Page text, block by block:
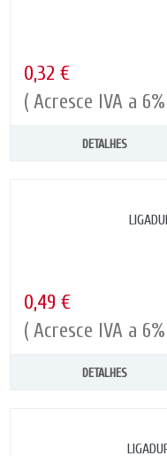
0,32 €
( Acresce IVA a
DETALHES
0,49 €
( Acresce IVA a
DETALHES